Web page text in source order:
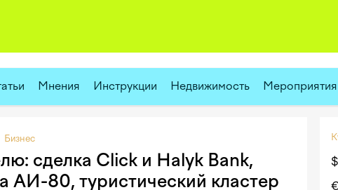
Мнения Инструкции Недвижимость Мероприятия
Бизнес
сделка Click и Halyk Bank,
АИ-80, туристический кластер